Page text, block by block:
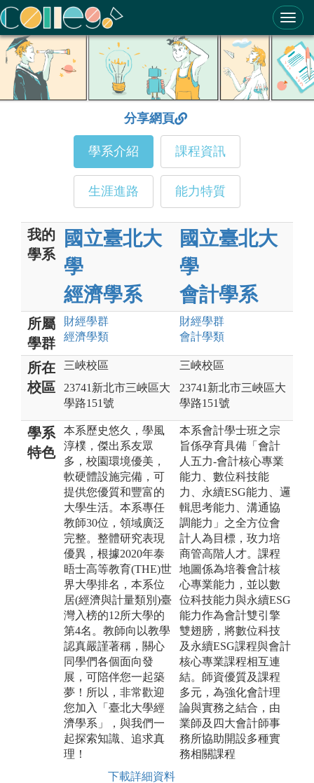
ColleGo! 大學選才與高中育才輔助系統
分享網頁
學系介紹 課程資訊
生涯進路 能力特質
我的
學系
國立臺北大
學
經濟學系
國立臺北大
學
會計學系
所屬
學群
財經學群
經濟學類
財經學群
會計學類
所在
校區
三峽校區
23741新北市三峽區大
學路151號
三峽校區
23741新北市三峽區大
學路151號
學系
特色
本系歷史悠久，學風
淳樸，傑出系友眾
多，校園環境優美，
軟硬體設施完備，可
提供您優質和豐富的
大學生活。本系專任
教師30位，領域廣泛
完整。整體研究表現
優異，根據2020年泰
晤士高等教育(THE)世
界大學排名，本系位
居(經濟與計量類別)臺
灣入榜的12所大學的
第4名。教師向以教學
認真嚴謹著稱，關心
同學們各個面向發
展，可陪伴您一起築
夢！所以，非常歡迎
您加入「臺北大學經
濟學系」，與我們一
起探索知識、追求真
理！
下載詳細資料
本系會計學士班之宗
旨係孕育具備「會計
人五力-會計核心專業
能力、數位科技能
力、永續ESG能力、邏
輯思考能力、溝通協
調能力」之全方位會
計人為目標，玫力培
商管高階人才。課程
地圖係為培養會計核
心專業能力，並以數
位科技能力與永續ESG
能力作為會計雙引擎
雙翅膀，將數位科技
及永續ESG課程與會計
核心專業課程相互連
結。師資優質及課程
多元，為強化會計理
論與實務之結合，由
業師及四大會計師事
務所協助開設多種實
務相關課程